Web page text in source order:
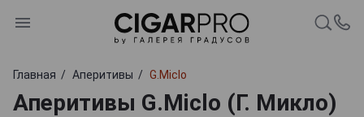
Главная Аперитивы G.Miclo
Аперитивы G.Miclo (Г. Микло)